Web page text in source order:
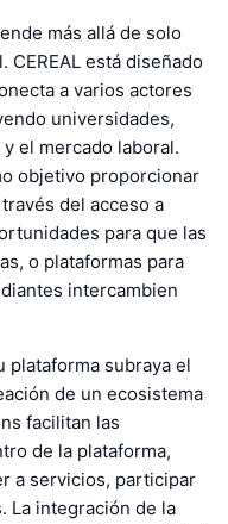
más allá de solo
está diseñado
a varios actores
universidades,
el mercado laboral.
objetivo proporcionar
del acceso a
para que las
o plataformas para
intercambien
plataforma subraya el
de un ecosistema
facilitan las
de la plataforma,
a servicios, participar
La integración de la